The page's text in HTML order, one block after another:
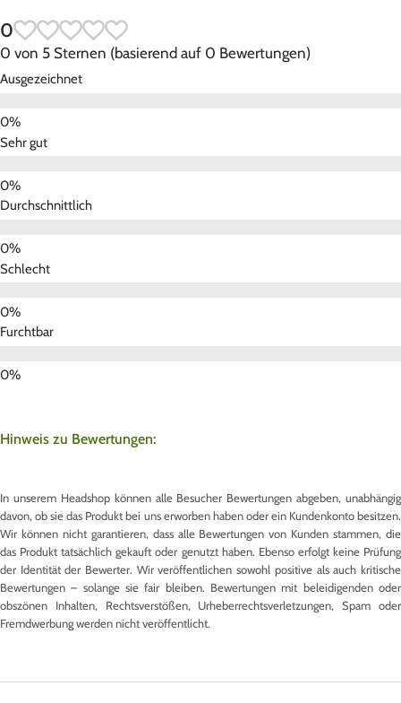
0
0 von 5 Sternen (basierend auf 0 Bewertungen)
Ausgezeichnet
Sehr gut
Durchschnittlich
Schlecht
Furchtbar
Hinweis zu Bewertungen:
In unserem Headshop können alle Besucher Bewertungen abgeben, unabhängig
davon, ob sie das Produkt bei uns erworben haben oder ein Kundenkonto besitzen.
Wir können nicht garantieren, dass alle Bewertungen von Kunden stammen, die
das Produkt tatsächlich gekauft oder genutzt haben. Ebenso erfolgt keine Prüfung
der Identität der Bewerter. Wir veröffentlichen sowohl positive als auch kritische
Bewertungen – solange sie fair bleiben. Bewertungen mit beleidigenden oder
obszönen Inhalten, Rechtsverstößen, Urheberrechtsverletzungen, Spam oder
Fremdwerbung werden nicht veröffentlicht.